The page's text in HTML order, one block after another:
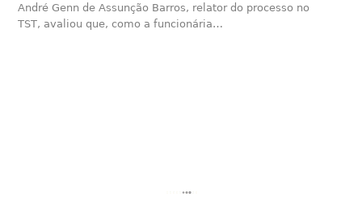
André Genn de Assunção Barros, relator do processo no
TST, avaliou que, como a funcionária…